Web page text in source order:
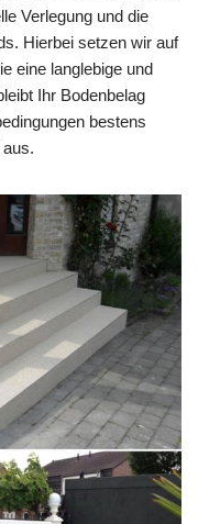
Verlegung und die
Hierbei setzen wir auf
eine langlebige und
Ihr Bodenbelag
bestens